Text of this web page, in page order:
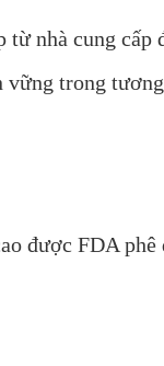
nhà cung cấp
vững trong
được FDA phê